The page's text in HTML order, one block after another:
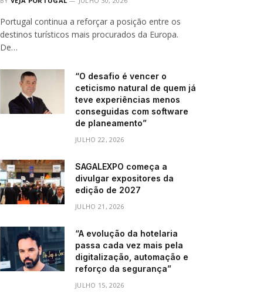
Portugal continua a reforçar a posição entre os
destinos turísticos mais procurados da Europa.
De…
“O desafio é vencer o
ceticismo natural de quem já
teve experiências menos
conseguidas com software
de planeamento”
JULHO 22, 2026
SAGALEXPO começa a
divulgar expositores da
edição de 2027
JULHO 21, 2026
“A evolução da hotelaria
passa cada vez mais pela
digitalização, automação e
reforço da segurança”
JULHO 15, 2026